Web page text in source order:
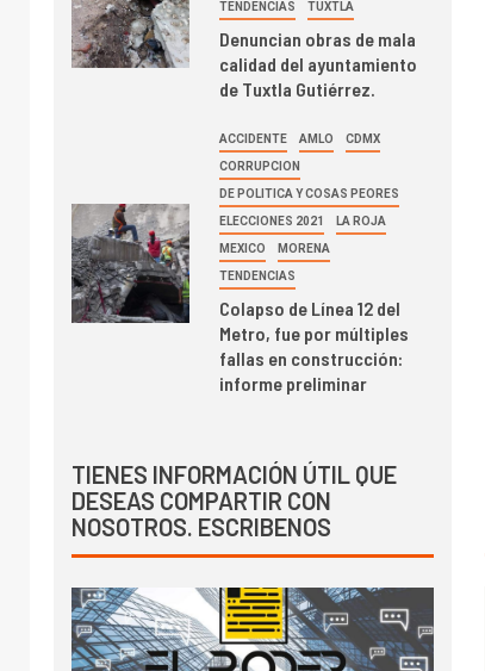
TENDENCIAS TUXTLA
Denuncian obras de mala
calidad del ayuntamiento
de Tuxtla Gutiérrez.
ACCIDENTE AMLO CDMX
CORRUPCION
DE POLITICA Y COSAS PEORES
ELECCIONES 2021 LA ROJA
MEXICO MORENA
TENDENCIAS
Colapso de Línea 12 del
Metro, fue por múltiples
fallas en construcción:
informe preliminar
TIENES INFORMACIÓN ÚTIL QUE
DESEAS COMPARTIR CON
NOSOTROS. ESCRIBENOS